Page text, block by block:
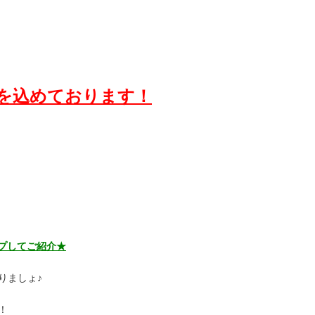
込めております！
してご紹介★
ましょ♪